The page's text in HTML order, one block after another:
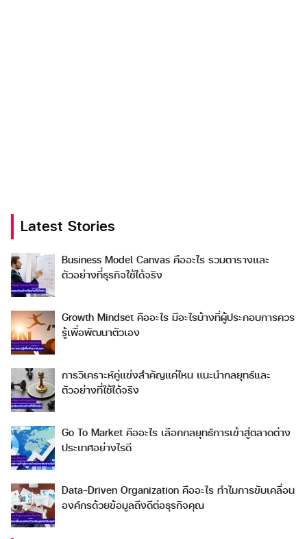
Latest Stories
Business Model Canvas คืออะไร รวมตารางและ
ตัวอย่างที่ธุรกิจใช้ได้จริง
Growth Mindset คืออะไร มีอะไรบ้างที่ผู้ประกอบการควร
รู้เพื่อพัฒนาตัวเอง
การวิเคราะห์คู่แข่งสำคัญแค่ไหน แนะนำกลยุทธ์และ
ตัวอย่างที่ใช้ได้จริง
Go To Market คืออะไร เลือกกลยุทธ์การเข้าสู่ตลาดต่าง
ประเทศอย่างไรดี
Data-Driven Organization คืออะไร ทำไมการขับเคลื่อน
องค์กรด้วยข้อมูลถึงดีต่อธุรกิจคุณ